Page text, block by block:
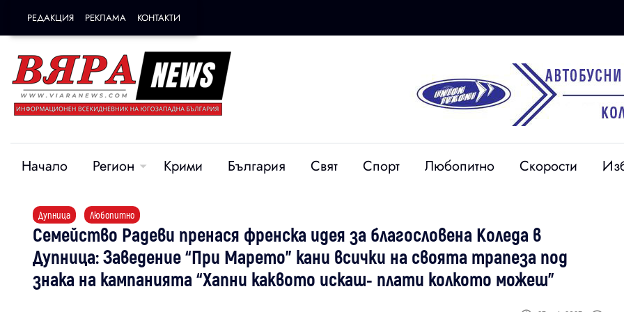
РЕДАКЦИЯ РЕКЛАМА КОНТАКТИ
Начало Регион Крими България Свят Спорт Любопитно Скорости
Дупница Любопитно
Семейство Радеви пренася френска идея за благословена Коледа в
Дупница: Заведение “При Марето” кани всички на своята трапеза под
знака на кампанията “Хапни каквото искаш- плати колкото можеш”